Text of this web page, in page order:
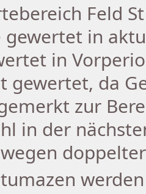
Feld
gewertet in
in
gewertet, da
zur
in der